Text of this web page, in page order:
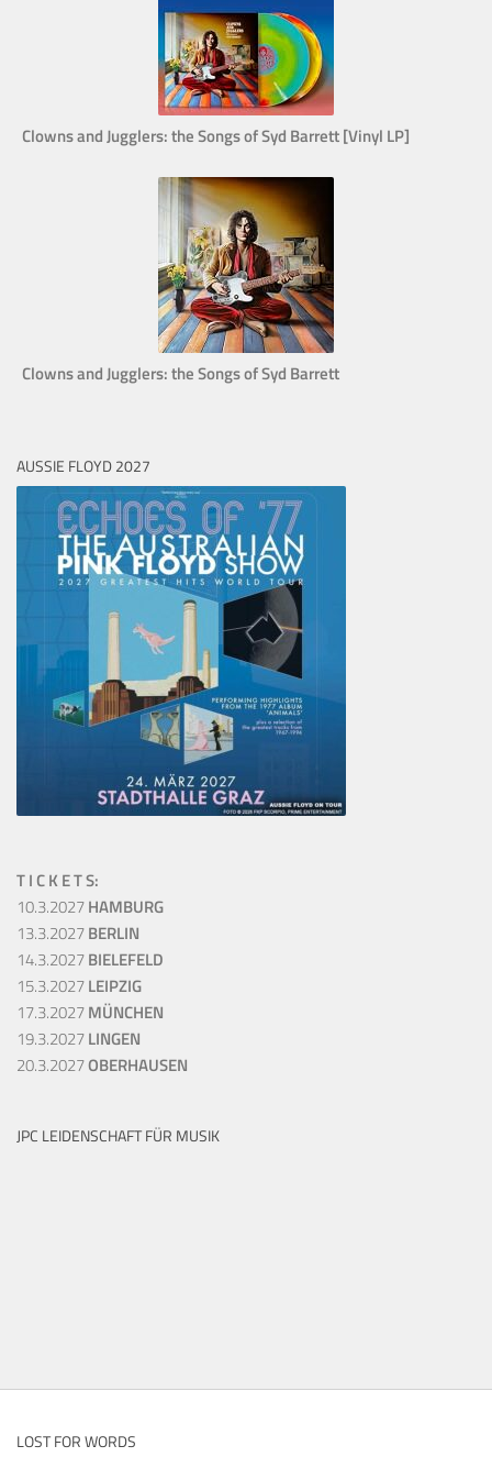
Clowns and Jugglers: the Songs of Syd Barrett [Vinyl LP]
Clowns and Jugglers: the Songs of Syd Barrett
AUSSIE FLOYD 2027
T I C K E T S:
10.3.2027HAMBURG
13.3.2027BERLIN
14.3.2027BIELEFELD
15.3.2027LEIPZIG
17.3.2027MÜNCHEN
19.3.2027LINGEN
20.3.2027OBERHAUSEN
JPC LEIDENSCHAFT FÜR MUSIK
LOST FOR WORDS